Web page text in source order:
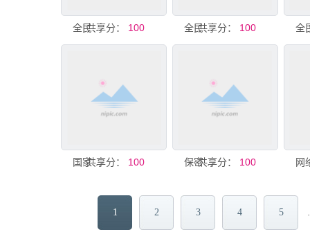
全民国家安全教育日宣传图
共享分： 100 全民国家安全教育日宣传图
共享分： 100
国家安全法宣传海报
共享分： 100 保密海报
共享分： 100
1 2 3 4 5